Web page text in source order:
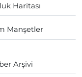
Haritası
Manşetler
Arşivi